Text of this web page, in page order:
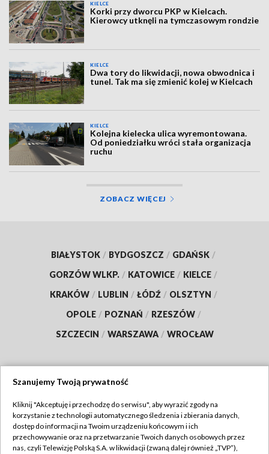
KIELCE
Korki przy dworcu PKP w Kielcach.
Kierowcy utknęli na tymczasowym rondzie
KIELCE
Dwa tory do likwidacji, nowa obwodnica i
tunel. Tak ma się zmienić kolej w Kielcach
KIELCE
Kolejna kielecka ulica wyremontowana.
Od poniedziałku wróci stała organizacja
ruchu
ZOBACZ WIĘCEJ
BIAŁYSTOK / BYDGOSZCZ / GDAŃSK /
GORZÓW WLKP. / KATOWICE / KIELCE /
KRAKÓW / LUBLIN / ŁÓDŹ / OLSZTYN /
OPOLE / POZNAŃ / RZESZÓW /
SZCZECIN / WARSZAWA / WROCŁAW
TVP
Abonament TVP
Regulamin TVP
Szanujemy Twoją prywatność
Kliknij "Akceptuję i przechodzę do serwisu", aby wyrazić zgody na
korzystanie z technologii automatycznego śledzenia i zbierania danych,
dostęp do informacji na Twoim urządzeniu końcowym i ich
przechowywanie oraz na przetwarzanie Twoich danych osobowych przez
nas, czyli Telewizję Polską S.A. w likwidacji (zwaną dalej również „TVP”),